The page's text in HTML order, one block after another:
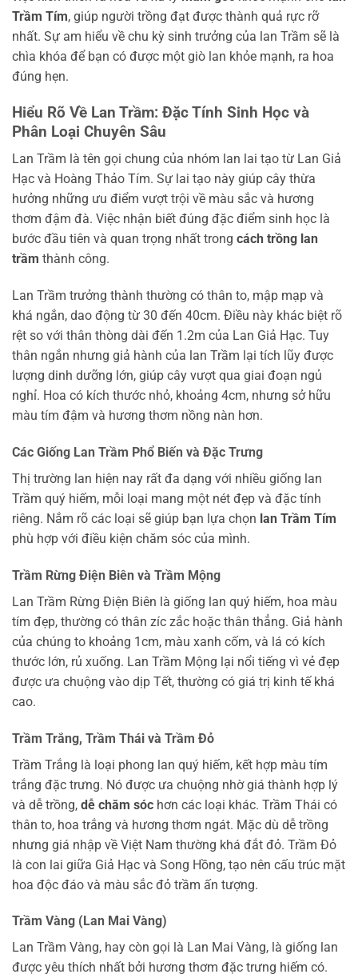
Trầm Tím, giúp người trồng đạt được thành quả rực rỡ
nhất. Sự am hiểu về chu kỳ sinh trưởng của lan Trầm sẽ là
chìa khóa để bạn có được một giò lan khỏe mạnh, ra hoa
đúng hẹn.
Hiểu Rõ Về Lan Trầm: Đặc Tính Sinh Học và
Phân Loại Chuyên Sâu
Lan Trầm là tên gọi chung của nhóm lan lai tạo từ Lan Giả
Hạc và Hoàng Thảo Tím. Sự lai tạo này giúp cây thừa
hưởng những ưu điểm vượt trội về màu sắc và hương
thơm đậm đà. Việc nhận biết đúng đặc điểm sinh học là
bước đầu tiên và quan trọng nhất trong cách trồng lan
trầm thành công.
Lan Trầm trưởng thành thường có thân to, mập mạp và
khá ngắn, dao động từ 30 đến 40cm. Điều này khác biệt rõ
rệt so với thân thòng dài đến 1.2m của Lan Giả Hạc. Tuy
thân ngắn nhưng giả hành của lan Trầm lại tích lũy được
lượng dinh dưỡng lớn, giúp cây vượt qua giai đoạn ngủ
nghỉ. Hoa có kích thước nhỏ, khoảng 4cm, nhưng sở hữu
màu tím đậm và hương thơm nồng nàn hơn.
Các Giống Lan Trầm Phổ Biến và Đặc Trưng
Thị trường lan hiện nay rất đa dạng với nhiều giống lan
Trầm quý hiếm, mỗi loại mang một nét đẹp và đặc tính
riêng. Nắm rõ các loại sẽ giúp bạn lựa chọn lan Trầm Tím
phù hợp với điều kiện chăm sóc của mình.
Trầm Rừng Điện Biên và Trầm Mộng
Lan Trầm Rừng Điện Biên là giống lan quý hiếm, hoa màu
tím đẹp, thường có thân zíc zắc hoặc thân thẳng. Giả hành
của chúng to khoảng 1cm, màu xanh cốm, và lá có kích
thước lớn, rủ xuống. Lan Trầm Mộng lại nổi tiếng vì vẻ đẹp
được ưa chuộng vào dịp Tết, thường có giá trị kinh tế khá
cao.
Trầm Trắng, Trầm Thái và Trầm Đỏ
Trầm Trắng là loại phong lan quý hiếm, kết hợp màu tím
trắng đặc trưng. Nó được ưa chuộng nhờ giá thành hợp lý
và dễ trồng, dễ chăm sóc hơn các loại khác. Trầm Thái có
thân to, hoa trắng và hương thơm ngát. Mặc dù dễ trồng
nhưng giá nhập về Việt Nam thường khá đắt đỏ. Trầm Đỏ
là con lai giữa Giả Hạc và Song Hồng, tạo nên cấu trúc mặt
hoa độc đáo và màu sắc đỏ trầm ấn tượng.
Trầm Vàng (Lan Mai Vàng)
Lan Trầm Vàng, hay còn gọi là Lan Mai Vàng, là giống lan
được yêu thích nhất bởi hương thơm đặc trưng hiếm có.